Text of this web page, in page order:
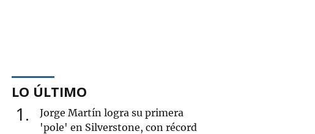
LO ÚLTIMO
1
Jorge Martín logra su primera
'pole' en Silverstone, con récord